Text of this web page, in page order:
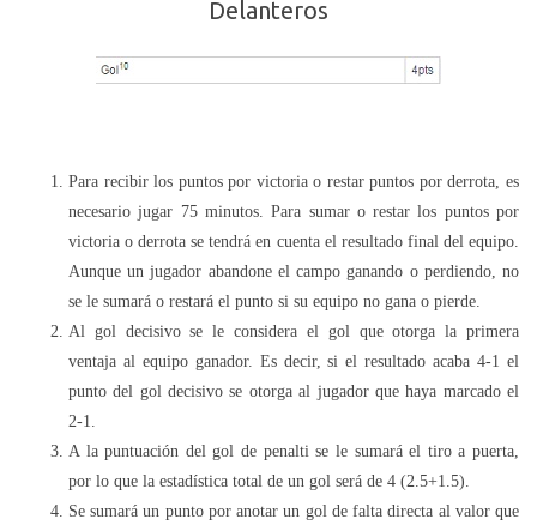
Delanteros
Para recibir los puntos por victoria o restar puntos por derrota, es
necesario jugar 75 minutos. Para sumar o restar los puntos por
victoria o derrota se tendrá en cuenta el resultado final del equipo.
Aunque un jugador abandone el campo ganando o perdiendo, no
se le sumará o restará el punto si su equipo no gana o pierde.
Al gol decisivo se le considera el gol que otorga la primera
ventaja al equipo ganador. Es decir, si el resultado acaba 4-1 el
punto del gol decisivo se otorga al jugador que haya marcado el
2-1.
A la puntuación del gol de penalti se le sumará el tiro a puerta,
por lo que la estadística total de un gol será de 4 (2.5+1.5).
Se sumará un punto por anotar un gol de falta directa al valor que